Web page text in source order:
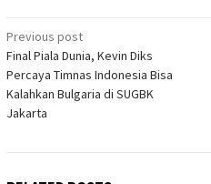
Post
navigation
Previous post
Final Piala Dunia, Kevin Diks
Percaya Timnas Indonesia Bisa
Kalahkan Bulgaria di SUGBK
Jakarta